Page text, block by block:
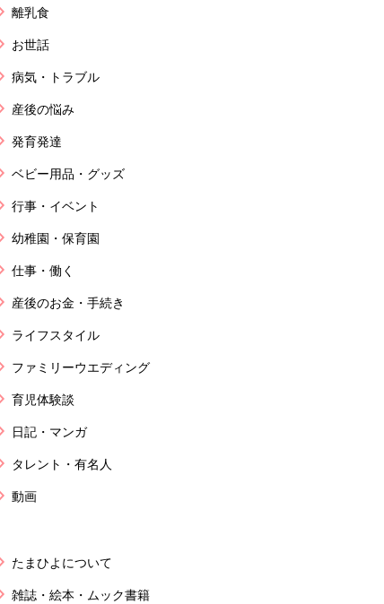
離乳食
お世話
病気・トラブル
産後の悩み
発育発達
ベビー用品・グッズ
行事・イベント
幼稚園・保育園
仕事・働く
産後のお金・手続き
ライフスタイル
ファミリーウエディング
育児体験談
日記・マンガ
タレント・有名人
動画
たまひよについて
雑誌・絵本・ムック書籍